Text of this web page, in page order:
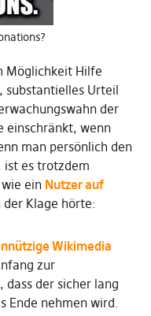
Möglichkeit Hilfe
substantielles Urteil
der
einschränkt, wenn
man persönlich den
ist es trotzdem
ein Nutzer auf
Klage hörte:
Wikimedia
zur
der sicher lang
Ende nehmen wird.